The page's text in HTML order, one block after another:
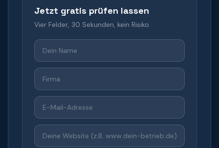
Jetzt gratis prüfen lassen
Vier Felder, 30 Sekunden, kein Risiko.